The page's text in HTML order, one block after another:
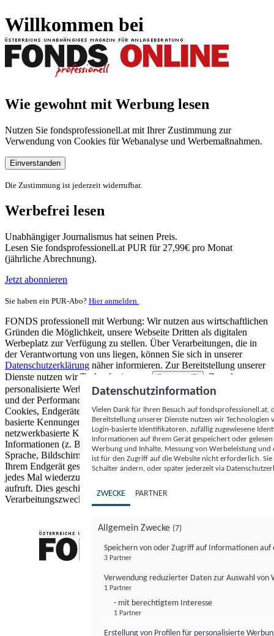
Willkommen bei
Wie gewohnt mit Werbung lesen
Nutzen Sie fondsprofessionell.at mit Ihrer Zustimmung zur
Verwendung von Cookies für Webanalyse und Werbemaßnahmen.
Einverstanden
Die Zustimmung ist jederzeit widerrufbar.
Werbefrei lesen
Unabhängiger Journalismus hat seinen Preis.
Lesen Sie fondsprofessionell.at PUR für 27,99€ pro Monat
(jährliche Abrechnung).
Jetzt abonnieren
Sie haben ein PUR-Abo? Hier anmelden.
FONDS professionell mit Werbung: Wir nutzen aus wirtschaftlichen
Gründen die Möglichkeit, unsere Webseite Dritten als digitalen
Werbeplatz zur Verfügung zu stellen. Über Verarbeitungen, die in
der Verantwortung von uns liegen, können Sie sich in unserer
Datenschutzerklärung näher informieren. Zur Bereitstellung unserer
Dienste nutzen wir Technologien von
Partnern (5)
. Zwecke:
personalisierte Werbung und Inhalte, Messung von Werbeleistung
und der Performance von Inhalten sowie Zielgruppenforschung.
Cookies, Endgeräte- oder ähnliche Online-Kennungen (z. B. login-
basierte Kennungen, zufällig generierte Kennungen,
netzwerkbasierte Kennungen) können zusammen mit anderen
Informationen (z. B. Browsertyp und Browserinformationen,
Sprache, Bildschirmgröße, unterstützte Technologien usw.) auf
Ihrem Endgerät gespeichert oder von dort ausgelesen werden, um es
jedes Mal wiederzuerkennen, wenn es eine App oder einer Webseite
aufruft. Dies geschieht für einen oder mehrere der hier aufgeführten
Verarbeitungszwecke.
Datenschutzinformation
Vielen Dank für Ihren Besuch auf
Bereitstellung unserer Dienste nutzen wir Technologien
Login-basierte Identifikatoren, zufällig zugewiesene
Informationen auf Ihrem Gerät gespeichert oder
Werbung und Inhalte, Messung von Werbeleistung
ist für den Zugriff auf die Website nicht erforderlich.
Schalter ändern, oder später jederzeit via
ZWECKE PARTNER
Allgemein Zwecke (7)
Speichern von oder Zugriff auf Informationen auf
3 Partner
Verwendung reduzierter Daten zur Auswahl von
1 Partner
- mit berechtigtem Interesse
1 Partner
Erstellung von Profilen für personalisierte
FONDS professionell